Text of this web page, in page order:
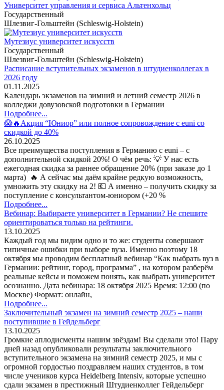
Университет управления и сервиса Альтенхольц
Государственный
Шлезвиг-Гольштейн (Schleswig-Holstein)
Мутезиус университет искусств
Государственный
Шлезвиг-Гольштейн (Schleswig-Holstein)
Расписание вступительных экзаменов в штудиенколлегах в
2026 году
01.11.2025
Календарь экзаменов на зимний и летний семестр 2026 в
колледжи довузовской подготовки в Германии
Подробнее...
😱🔥Акция “Юниор” или полное сопровождение с euni со
скидкой до 40%
26.10.2025
Все преимущества поступления в Германию с euni – с
дополнительной скидкой 20%! О чём речь: 💡 У нас есть
ежегодная скидка за раннее обращение 20% (при заказе до 1
марта) 🔥 А сейчас мы даём крайне редкую возможность,
умножить эту скидку на 2! 💶 А именно – получить скидку за
поступление с консультантом-юниором (+20 %
Подробнее...
Вебинар: Выбираете университет в Германии? Не спешите
ориентироваться только на рейтинги.
13.10.2025
Каждый год мы видим одно и то же: студенты совершают
типичные ошибки при выборе вуза. Именно поэтому 18
октября мы проводим бесплатный вебинар “Как выбрать вуз в
Германии: рейтинг, город, программа” , на котором разберём
реальные кейсы и поможем понять, как выбрать университет
осознанно. Дата вебинара: 18 октября 2025 Время: 12:00 (по
Москве) Формат: онлайн,
Подробнее...
Заключительный экзамен на зимний семестр 2025 – наши
поступившие в Гейдельберг
13.10.2025
Громкие аплодисменты нашим звёздам! Вы сделали это! Пару
дней назад опубликовали результаты заключительного
вступительного экзамена на зимний семестр 2025, и мы с
огромной гордостью поздравляем наших студентов, в том
числе учеников курса Heidelberg Intensiv, которые успешно
сдали экзамен в престижный Штудиенколлег Гейдельберг